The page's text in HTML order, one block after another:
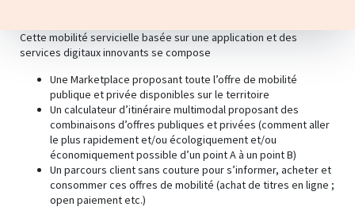
Cette mobilité servicielle basée sur une application et des
services digitaux innovants se compose
Une Marketplace proposant toute l’offre de mobilité
publique et privée disponibles sur le territoire
Un calculateur d’itinéraire multimodal proposant des
combinaisons d’offres publiques et privées (comment aller
le plus rapidement et/ou écologiquement et/ou
économiquement possible d’un point A à un point B)
Un parcours client sans couture pour s’informer, acheter et
consommer ces offres de mobilité (achat de titres en ligne ;
open paiement etc.)